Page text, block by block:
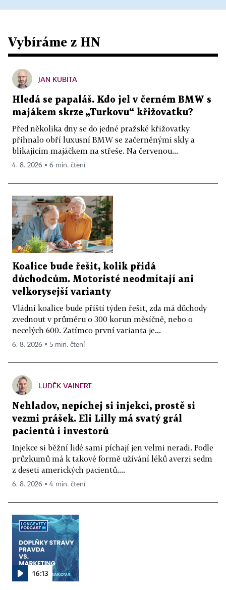
Vybíráme z HN
JAN KUBITA
Hledá se papaláš. Kdo jel v černém BMW s
majákem skrze „Turkovu“ křižovatku?
Před několika dny se do jedné pražské křižovatky
přihnalo obří luxusní BMW se začerněnými skly a
blikajícím majáčkem na střeše. Na červenou...
4. 8. 2026 ▪ 6 min. čtení
Koalice bude řešit, kolik přidá
důchodcům. Motoristé neodmítají ani
velkorysejší varianty
Vládní koalice bude příští týden řešit, zda má důchody
zvednout v průměru o 300 korun měsíčně, nebo o
necelých 600. Zatímco první varianta je...
6. 8. 2026 ▪ 5 min. čtení
LUDĚK VAINERT
Nehladov, nepíchej si injekci, prostě si
vezmi prášek. Eli Lilly má svatý grál
pacientů i investorů
Injekce si běžní lidé sami píchají jen velmi neradi. Podle
průzkumů má k takové formě užívání léků averzi sedm
z deseti amerických pacientů....
6. 8. 2026 ▪ 4 min. čtení
16:13